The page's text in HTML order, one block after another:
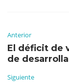
Anterior
El déficit de
de
Siguiente